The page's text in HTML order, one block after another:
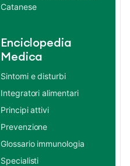
Catanese
Enciclopedia
Medica
Sintomi e disturbi
Integratori alimentari
Principi attivi
Prevenzione
Glossario immunologia
Specialisti